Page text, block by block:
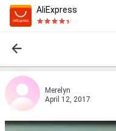
AliExpress
Merelyn
April 12, 2017